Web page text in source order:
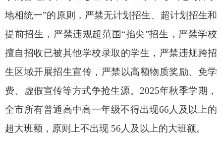
地相统一”的原则，严禁无计划招生、超计划招生和
提前招生，严禁违规超范围“掐尖”招生，严禁学校
擅自招收已被其他学校录取的学生，严禁违规跨招
生区域开展招生宣传，严禁以高额物质奖励、免学
费、虚假宣传等方式争抢生源。2025年秋季学期，
全市所有普通高中高一年级不得出现66人及以上的
超大班额，原则上不出现 56人及以上的大班额。